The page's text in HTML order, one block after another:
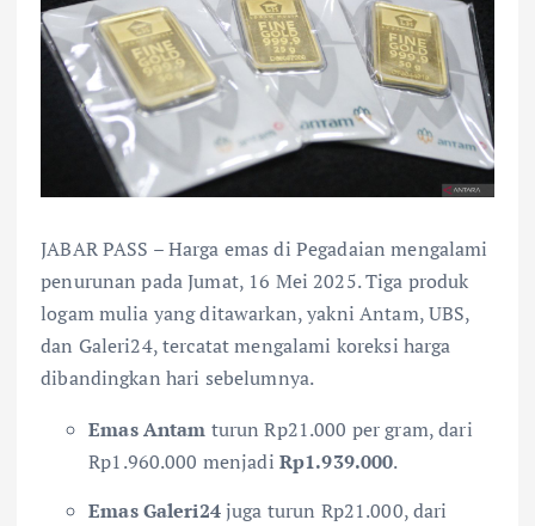
JABAR PASS – Harga emas di Pegadaian mengalami
penurunan pada Jumat, 16 Mei 2025. Tiga produk
logam mulia yang ditawarkan, yakni Antam, UBS,
dan Galeri24, tercatat mengalami koreksi harga
dibandingkan hari sebelumnya.
Emas Antam turun Rp21.000 per gram, dari
Rp1.960.000 menjadi Rp1.939.000.
Emas Galeri24juga turun Rp21.000, dari